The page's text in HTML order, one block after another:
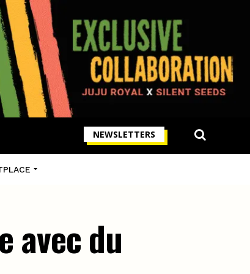
NEWSLETTERS
avec du